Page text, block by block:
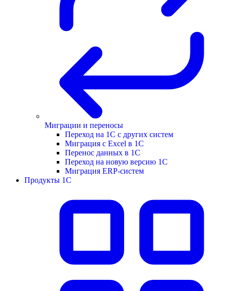
Миграции и переносы
Переход на 1С с других систем
Миграция с Excel в 1С
Перенос данных в 1С
Переход на новую версию 1С
Миграция ERP-систем
Продукты 1С